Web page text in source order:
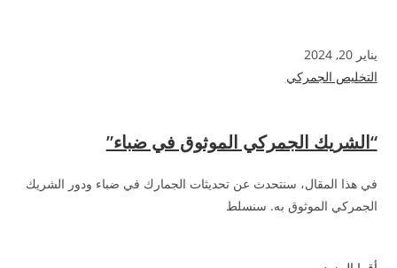
يناير 20, 2024
التخليص الجمركي
“الشريك الجمركي الموثوق في ضباء”
في هذا المقال، سنتحدث عن تحديثات الجمارك في ضباء ودور الشريك
الجمركي الموثوق به. سنسلط